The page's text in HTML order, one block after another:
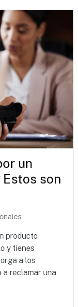
un
son
producto
y tienes
a los
a reclamar una